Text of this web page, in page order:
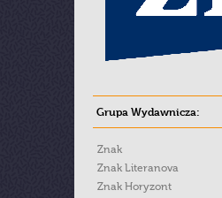
Grupa Wydawnicza:
Znak
Znak Literanova
Znak Horyzont